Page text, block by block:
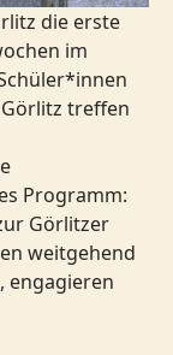
die erste
im
treffen
Programm:
Görlitzer
weitgehend
engagieren